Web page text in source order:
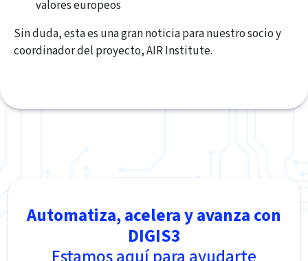
valores europeos
Sin duda, esta es una gran noticia para nuestro socio y
coordinador del proyecto, AIR Institute.
Automatiza, acelera y avanza con
DIGIS3